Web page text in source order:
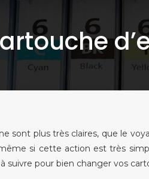
sont plus très claires, que le
si cette action est très
suivre pour bien changer vos